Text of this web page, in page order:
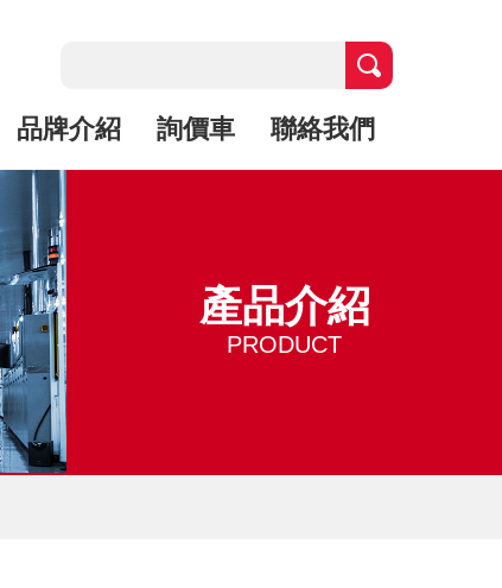
品牌介紹 詢價車 聯絡我們
產品介紹
PRODUCT